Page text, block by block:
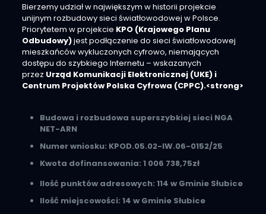
Bierzemy udział w największym w historii projekcie
unijnym rozbudowy sieci światłowodowej w Polsce.
Priorytetem w projekcie KPO (Krajowego Planu
Odbudowy)jest podłączenie do sieci światłowodowej
mieszkańców wykluczonych cyfrowo, niemających
dostępu do szybkiego Internetu – wskazanych
przez Urząd Komunikacji Elektronicznej (UKE) i
Centrum Projektów Polska Cyfrowa (CPPC).<strong>
Budowa i rozbudowa superszybkiej sieci NGA
NET-ARN
Numer wniosku: KPOD.05.02-IW.06-0152/25
Kwota dofinansowania: 1 006 738,75zł
Ilość punktów adresowych: 114 w Gminie Słubice
Ilość miejscowości: 14 w Gminie Słubice